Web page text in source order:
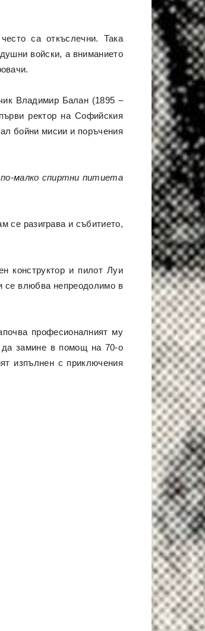
са откъслечни. Така
войски, a вниманието
Владимир Балан (1895 –
ректор на Софийския
бойни мисии и поръчения
малко спиртни питиета
се разиграва и събитието,
конструктор и пилот Луи
се влюбва непреодолимо в
професионалният му
да замине в помощ на 70-о
изпълнен с приключения